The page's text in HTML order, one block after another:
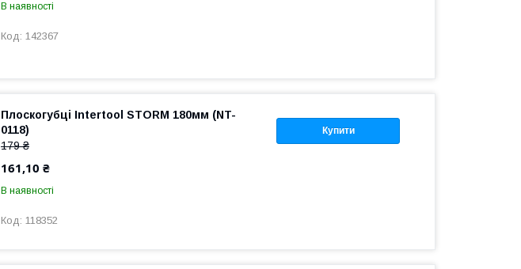
В наявності
142367
Купити
Плоскогубці Intertool STORM 180мм (NT-
0118)
179 ₴
161,10 ₴
В наявності
118352